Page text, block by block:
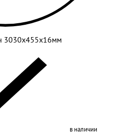
3030х455х16мм
в наличии